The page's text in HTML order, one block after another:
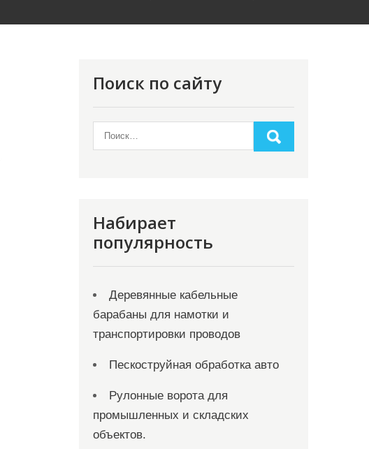
Поиск по сайту
Набирает
популярность
Деревянные кабельные
барабаны для намотки и
транспортировки проводов
Пескоструйная обработка авто
Рулонные ворота для
промышленных и складских
объектов.